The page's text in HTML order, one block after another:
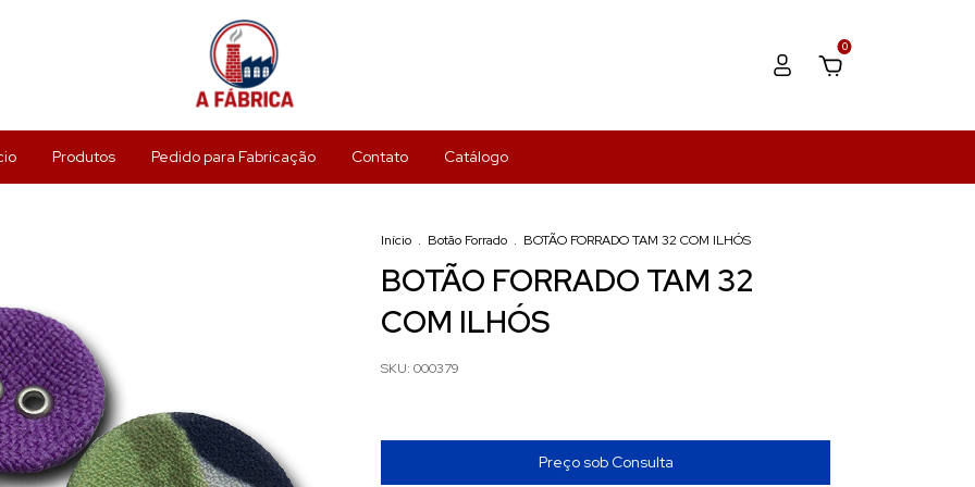
0
Produtos Pedido para Fabricação Contato Catálogo
Início . Botão Forrado . BOTÃO FORRADO TAM 32 COM ILHÓS
BOTÃO FORRADO TAM 32
COM ILHÓS
SKU: 000379